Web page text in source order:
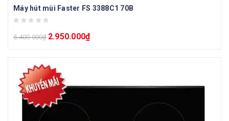
Máy hút mùi Faster FS 3388C1 70B
5.400.000₫ 2.950.000₫